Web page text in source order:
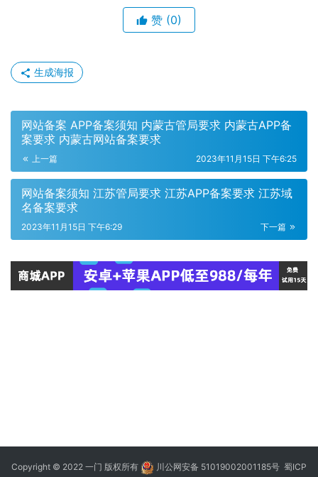
赞 (0)
生成海报
网站备案 APP备案须知 内蒙古管局要求 内蒙古APP备
案要求 内蒙古网站备案要求
上一篇 2023年11月15日 下午6:25
网站备案须知 江苏管局要求 江苏APP备案要求 江苏域
名备案要求
下一篇
2023年11月15日 下午6:29
Copyright © 2022 一门 版权所有 川公网安备 51019002001185号 蜀ICP